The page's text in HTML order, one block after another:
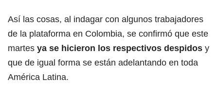
Así las cosas, al indagar con algunos trabajadores
de la plataforma en Colombia, se confirmó que este
martes ya se hicieron los respectivos despidos y
que de igual forma se están adelantando en toda
América Latina.